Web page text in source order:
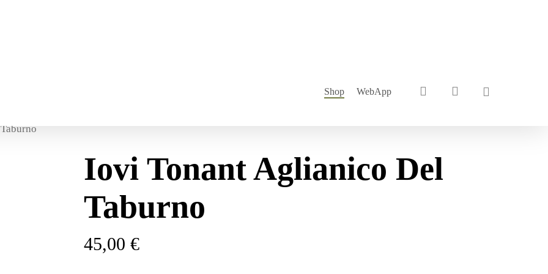
Shop
Vini Rossi
Pregiati, intensi e variegati
WebApp search account
Iovi Tonant Aglianico Del
Taburno
45,00 €